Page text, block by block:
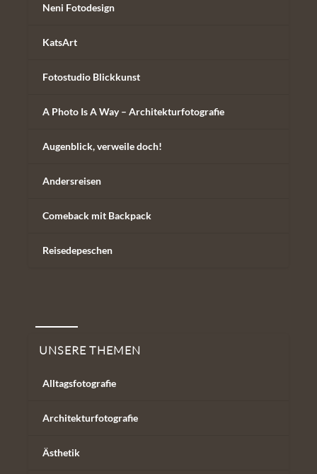
Neni Fotodesign
KatsArt
Fotostudio Blickkunst
A Photo Is A Way – Architekturfotografie
Augenblick, verweile doch!
Andersreisen
Comeback mit Backpack
Reisedepeschen
UNSERE THEMEN
Alltagsfotografie
Architekturfotografie
Ästhetik